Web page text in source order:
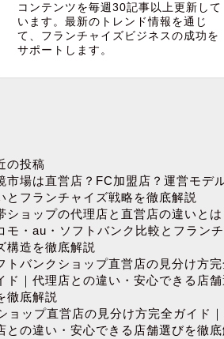
コンテンツを毎週30記事以上更新して
います。最新のトレンド情報を通じ
て、フランチャイズビジネスの成功を
サポートします。
の投稿
市場は直営店？FC加盟店？運営モデ
とフランチャイズ戦略を徹底解説
ショップの代理店と直営店の違いとは
モ・au・ソフトバンク比較とフラン
構造を徹底解説
トバンクショップ直営店の見分け方完
ド｜代理店との違い・安心できる店舗
徹底解説
ョップ直営店の見分け方完全ガイド
との違い・安心できる店舗選びを徹底